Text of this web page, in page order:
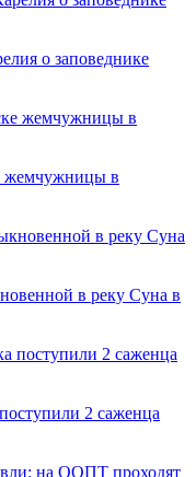
о заповеднике
жемчужницы в
в реку Суна в
2 саженца